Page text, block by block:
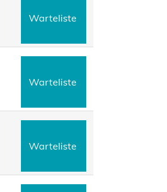
Warteliste
Warteliste
Warteliste